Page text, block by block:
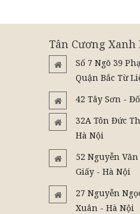
Tân Cương Xanh
Số 7 Ngõ 39
Quận Bắc Từ
42 Tây Sơn -
32A Tôn Đức
Hà Nội
52 Nguyễn
Giấy - Hà Nội
27 Nguyễn
Xuân - Hà Nội